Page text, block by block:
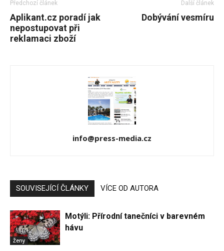
Předchozí článek
Aplikant.cz poradí jak
nepostupovat při
reklamaci zboží
Další článek
Dobývání vesmíru
info@press-media.cz
SOUVISEJÍCÍ ČLÁNKY VÍCE OD AUTORA
Ženy
Motýli: Přírodní tanečníci v barevném
hávu